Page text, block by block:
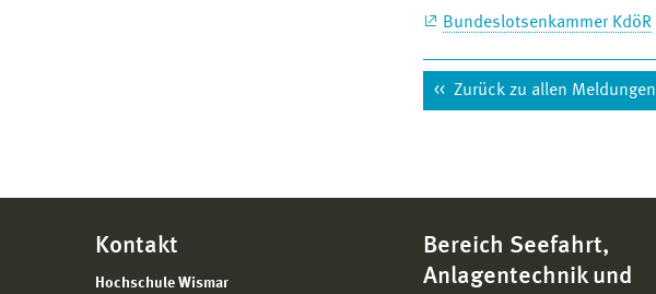
Bundeslotsenkammer KdöR
Zurück zu allen Meldungen
Kontakt
Hochschule Wismar
Bereich Seefahrt,
Anlagentechnik und